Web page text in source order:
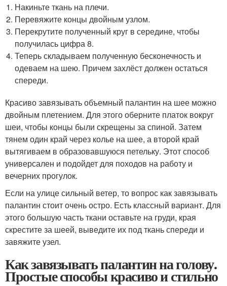
Накиньте ткань на плечи.
Перевяжите концы двойным узлом.
Перекрутите полученный круг в середине, чтобы
получилась цифра 8.
Теперь складываем полученную бесконечность и
одеваем на шею. Причем захлёст должен остаться
спереди.
Красиво завязывать объемный палантин на шее можно
двойным плетением. Для этого оберните платок вокруг
шеи, чтобы концы были скрещены за спиной. Затем
тянем один край через колье на шее, а второй край
вытягиваем в образовавшуюся петельку. Этот способ
универсален и подойдет для походов на работу и
вечерних прогулок.
Если на улице сильный ветер, то вопрос как завязывать
палантин стоит очень остро. Есть классный вариант. Для
этого большую часть ткани оставьте на груди, края
скрестите за шеей, выведите их под ткань спереди и
завяжите узел.
Как завязывать палантин на голову.
Простые способы красиво и стильно